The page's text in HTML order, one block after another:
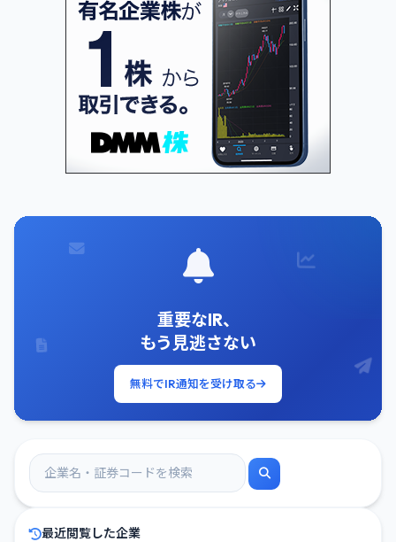
重要なIR、
もう見逃さない
無料でIR通知を受け取る
最近閲覧した企業